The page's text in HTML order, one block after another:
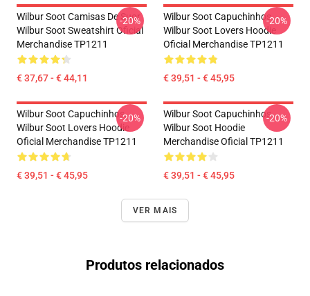
Wilbur Soot Camisas De Suor
Wilbur Soot Sweatshirt Oficial
Merchandise TP1211
€ 37,67 - € 44,11
-20%
Wilbur Soot Capuchinhos...
Wilbur Soot Lovers Hoodie
Oficial Merchandise TP1211
€ 39,51 - € 45,95
-20%
Wilbur Soot Capuchinhos...
Wilbur Soot Lovers Hoodie
Oficial Merchandise TP1211
€ 39,51 - € 45,95
-20%
Wilbur Soot Capuchinhos...
Wilbur Soot Hoodie
Merchandise Oficial TP1211
€ 39,51 - € 45,95
-20%
VER MAIS
Produtos relacionados